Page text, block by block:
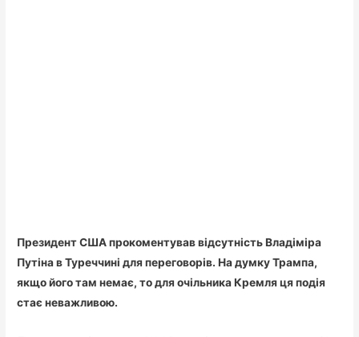
Президент США прокоментував відсутність Владіміра
Путіна в Туреччині для переговорів. На думку Трампа,
якщо його там немає, то для очільника Кремля ця подія
стає неважливою.